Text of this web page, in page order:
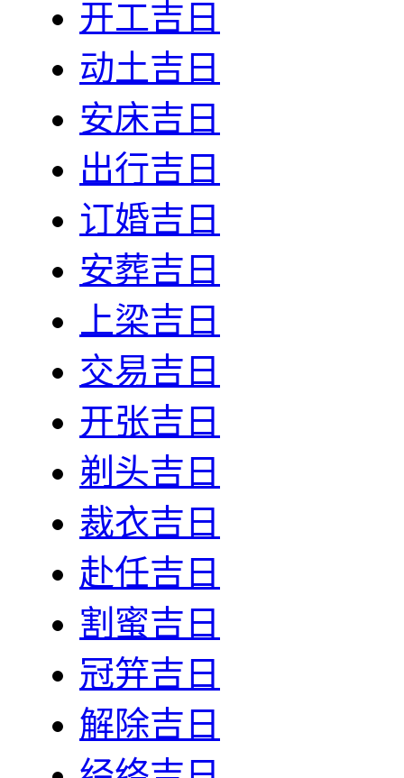
开工吉日
动土吉日
安床吉日
出行吉日
订婚吉日
安葬吉日
上梁吉日
交易吉日
开张吉日
剃头吉日
裁衣吉日
赴任吉日
割蜜吉日
冠笄吉日
解除吉日